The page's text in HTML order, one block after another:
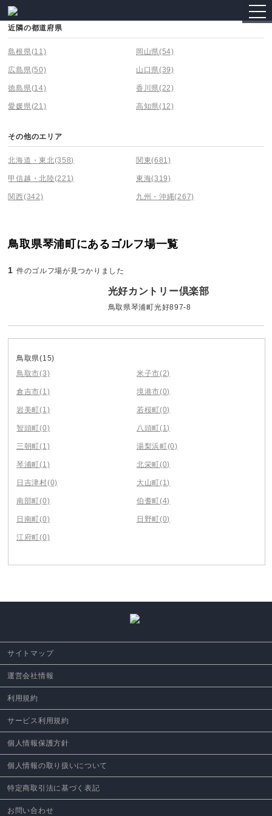
近隣の都道府県
島根県(11) 岡山県(54)
広島県(50) 山口県(39)
徳島県(14) 香川県(22)
愛媛県(21) 高知県(12)
その他のエリア
北海道・東北(358) 関東(681)
甲信越・北陸(221) 東海(319)
関西(342) 九州・沖縄(267)
鳥取県琴浦町にあるゴルフ場一覧
1 件のゴルフ場が見つかりました
光好カントリー倶楽部
鳥取県琴浦町光好897-8
鳥取県(15)
鳥取市(3) 米子市(2)
倉吉市(1) 境港市(0)
岩美町(1) 若桜町(0)
智頭町(0) 八頭町(1)
三朝町(1) 湯梨浜町(0)
琴浦町(1) 北栄町(0)
日吉津村(0) 大山町(1)
南部町(0) 伯耆町(4)
日南町(0) 日野町(0)
江府町(0)
サイトマップ
運営会社情報
利用規約
サービス利用規約
個人情報保護方針
個人情報の取り扱いについて
特定商取引法に基づく表記
お問い合わせ